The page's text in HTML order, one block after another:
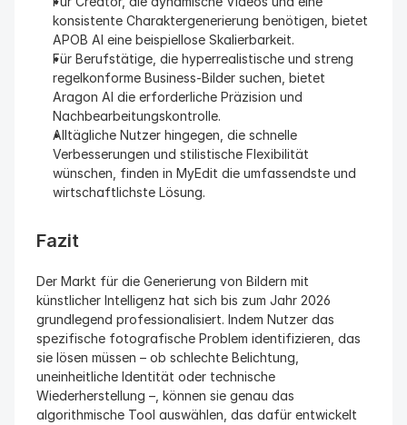
konsistente Charaktergenerierung benötigen, bietet
APOB AI eine beispiellose Skalierbarkeit.
Für Berufstätige, die hyperrealistische und streng
regelkonforme Business-Bilder suchen, bietet
Aragon AI die erforderliche Präzision und
Nachbearbeitungskontrolle.
Alltägliche Nutzer hingegen, die schnelle
Verbesserungen und stilistische Flexibilität
wünschen, finden in MyEdit die umfassendste und
wirtschaftlichste Lösung.
Fazit
Der Markt für die Generierung von Bildern mit
künstlicher Intelligenz hat sich bis zum Jahr 2026
grundlegend professionalisiert. Indem Nutzer das
spezifische fotografische Problem identifizieren, das
sie lösen müssen – ob schlechte Belichtung,
uneinheitliche Identität oder technische
Wiederherstellung –, können sie genau das
algorithmische Tool auswählen, das dafür entwickelt